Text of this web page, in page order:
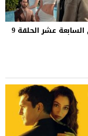
السابعة عشر الحلقة 9